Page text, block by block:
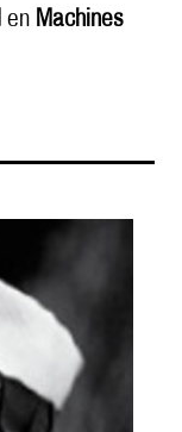
en Machines